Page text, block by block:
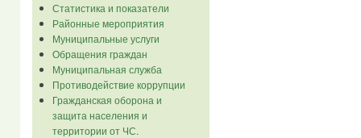
Статистика и показатели
Районные мероприятия
Муниципальные услуги
Обращения граждан
Муниципальная служба
Противодействие коррупции
Гражданская оборона и
защита населения и
территории от ЧС.